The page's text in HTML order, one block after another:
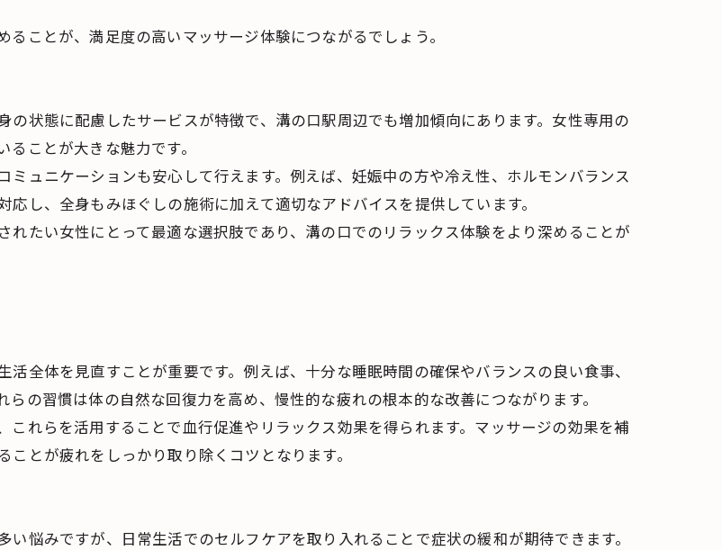
ことが、満足度の高いマッサージ体験につながるでしょう。
状態に配慮したサービスが特徴で、溝の口駅周辺でも増加傾向にあります。女性専用の
ことが大きな魅力です。
ュニケーションも安心して行えます。例えば、妊娠中の方や冷え性、ホルモンバランス
し、全身もみほぐしの施術に加えて適切なアドバイスを提供しています。
たい女性にとって最適な選択肢であり、溝の口でのリラックス体験をより深めることが
全体を見直すことが重要です。例えば、十分な睡眠時間の確保やバランスの良い食事、
の習慣は体の自然な回復力を高め、慢性的な疲れの根本的な改善につながります。
れらを活用することで血行促進やリラックス効果を得られます。マッサージの効果を補
とが疲れをしっかり取り除くコツとなります。
悩みですが、日常生活でのセルフケアを取り入れることで症状の緩和が期待できます。